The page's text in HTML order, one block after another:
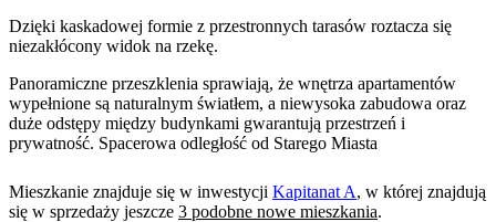
Dzięki kaskadowej formie z przestronnych tarasów roztacza się
niezakłócony widok na rzekę.
Panoramiczne przeszklenia sprawiają, że wnętrza apartamentów
wypełnione są naturalnym światłem, a niewysoka zabudowa oraz
duże odstępy między budynkami gwarantują przestrzeń i
prywatność. Spacerowa odległość od Starego Miasta
Mieszkanie znajduje się w inwestycji Kapitanat A, w której znajdują
się w sprzedaży jeszcze 3 podobne nowe mieszkania.